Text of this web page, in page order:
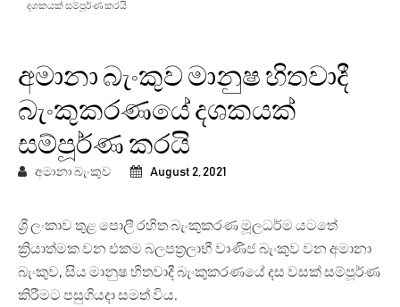
දශකයක් සම්පූර්ණ කරයි
අමානා බැංකුව මානුෂ හිතවාදී
බැංකුකරණයේ දශකයක්
සම්පූර්ණ කරයි
අමානා බැංකුව August 2, 2021
ශ්‍රී ලංකාව තුළ පොලී රහිත බැංකුකරණ මූලධර්ම යටතේ
ක්‍රියාත්මක වන එකම බලපත්‍රලාභී වාණිජ බැංකුව වන අමානා
බැංකුව, සිය මානුෂ හිතවාදී බැංකුකරණයේ දස වසක් සම්පූර්ණ
කිරීමට පසුගියදා සමත් විය.